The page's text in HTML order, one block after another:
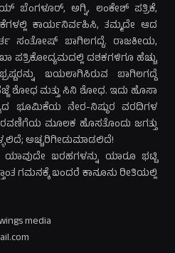
ಬೆಂಗಳೂರ್, ಅಗ್ನಿ, ಲಂಕೇಶ್ ಪತ್ರಿಕೆ,
ಕಾರ್ಯನಿರ್ವಹಿಸಿ, ತಮ್ಮದೇ ಆದ
ಸಂತೋಷ್ ಬಾಗಿಲಗದ್ದೆ. ರಾಜಕೀಯ,
ಪತ್ರಿಕೋದ್ಯಮದಲ್ಲಿ ದಶಕಗಳಿಗೂ ಹೆಚ್ಚು
ಬಯಲಾಗಿಸಿರುವ ಬಾಗಿಲಗದ್ದೆ
ಶೋಧ ಮತ್ತು ಸಿನಿ ಶೋಧ. ಇದು ಹೊಸಾ
ಭೂಮಿಕೆಯ ನೇರ-ನಿಷ್ಠುರ ವರದಿಗಳ
ಮೂಲಕ ಹೊಸತೊಂದು ಜಗತ್ತು
ಅಚ್ಚರಿಗೀಡುಮಾಡಲಿದೆ!
ಬರಹಗಳನ್ನು ಯಾರೂ ಭಟ್ಟಿ
ಗಮನಕ್ಕೆ ಬಂದರೆ ಕಾನೂನು ರೀತಿಯಲ್ಲಿ
media